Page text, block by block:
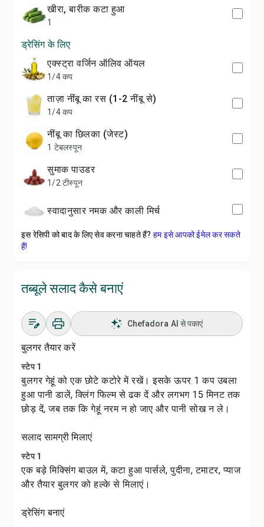
खीरा, बारीक कटा हुआ
1
ड्रेसिंग के लिए
एक्स्ट्रा वर्जिन ऑलिव ऑयल
1/4 कप
ताज़ा नींबू का रस (1-2 नींबू से)
1/4 कप
नींबू का छिलका (जेस्ट)
1 टेबलस्पून
सुमाक पाउडर
1/2 टीस्पून
स्वादानुसार नमक और काली मिर्च
इस रेसिपी को बाद के लिए सेव करना चाहते हैं? हम इसे आपको ईमेल कर सकते
हैं!
तब्बूले सलाद कैसे बनाएं
Chefadora AI से पकाएं
बुलगर तैयार करें
स्टेप 1
बुलगर गेहूं को एक छोटे कटोरे में रखें। इसके ऊपर 1 कप उबला
हुआ पानी डालें, क्लिंग फिल्म से ढक दें और लगभग 15 मिनट तक
छोड़ दें, जब तक कि गेहूं नरम न हो जाए और पानी सोख न ले।
सलाद सामग्री मिलाएं
स्टेप 1
एक बड़े मिक्सिंग बाउल में, कटा हुआ पार्सले, पुदीना, टमाटर, प्याज
और तैयार बुलगर को हल्के से मिलाएं।
ड्रेसिंग बनाएं